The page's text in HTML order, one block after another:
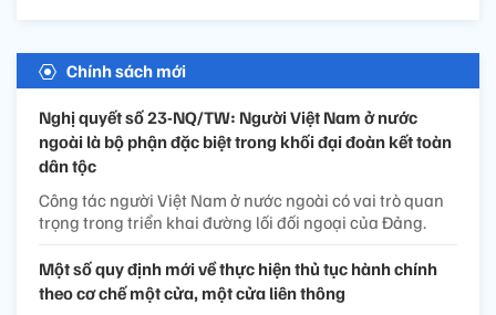
Chính sách mới
Nghị quyết số 23-NQ/TW: Người Việt Nam ở nước
ngoài là bộ phận đặc biệt trong khối đại đoàn kết toàn
dân tộc
Công tác người Việt Nam ở nước ngoài có vai trò quan
trọng trong triển khai đường lối đối ngoại của Đảng.
Một số quy định mới về thực hiện thủ tục hành chính
theo cơ chế một cửa, một cửa liên thông